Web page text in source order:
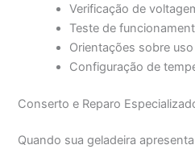
Verificação de
Teste de
Orientações sobre
Configuração de
Conserto e Reparo
Quando sua geladeira